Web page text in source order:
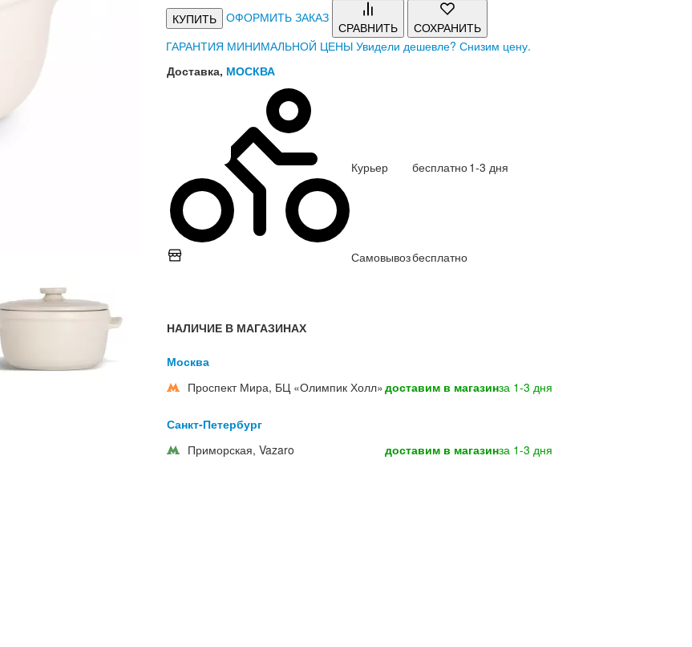
КУПИТЬ ОФОРМИТЬ ЗАКАЗ
СРАВНИТЬ
СОХРАНИТЬ
ГАРАНТИЯ МИНИМАЛЬНОЙ ЦЕНЫ Увидели дешевле? Снизим цену.
Доставка, МОСКВА
Курьер бесплатно1-3 дня
Самовывозбесплатно
НАЛИЧИЕ В МАГАЗИНАХ
Москва
Проспект Мира, БЦ «Олимпик Холл»доставим в магазинза 1-3 дня
Санкт-Петербург
Приморская, Vazaro
доставим в магазинза 1-3 дня